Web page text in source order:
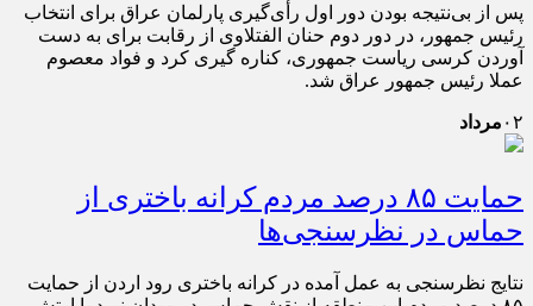
پس از بی‌نتیجه بودن دور اول رأی‌گیری پارلمان عراق برای انتخاب
رئیس جمهور، در دور دوم حنان الفتلاوی از رقابت برای به دست
آوردن کرسی ریاست جمهوری، کناره گیری کرد و فواد معصوم
عملا رئیس جمهور عراق شد.
۰۲ مرداد
حمایت ۸۵ درصد مردم کرانه باختری از
حماس در نظرسنجی‌ها
نتایج نظرسنجی به عمل آمده در کرانه باختری رود اردن از حمایت